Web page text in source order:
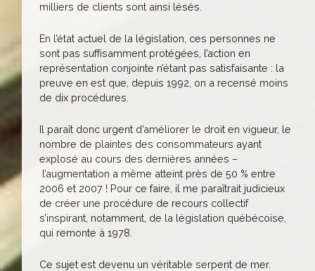
milliers de clients sont ainsi lésés.
En l’état actuel de la législation, ces personnes ne
sont pas suffisamment protégées, l’action en
représentation conjointe n’étant pas satisfaisante : la
preuve en est que, depuis 1992, on a recensé moins
de dix procédures.
Il paraît donc urgent d’améliorer le droit en vigueur, le
nombre de plaintes des consommateurs ayant
explosé au cours des dernières années –
l’augmentation a même atteint près de 50 % entre
2006 et 2007 ! Pour ce faire, il me paraîtrait judicieux
de créer une procédure de recours collectif
s’inspirant, notamment, de la législation québécoise,
qui remonte à 1978.
Ce sujet est devenu un véritable serpent de mer.